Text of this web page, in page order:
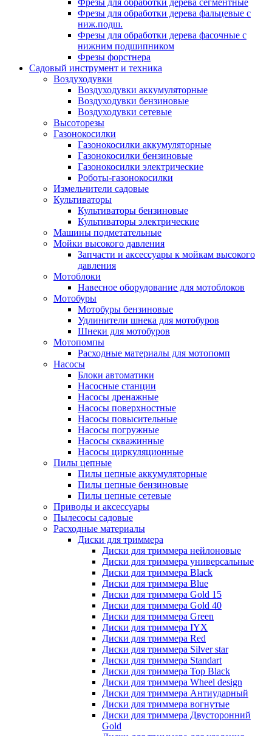
Фрезы для обработки дерева сегментные
Фрезы для обработки дерева фальцевые с
ниж.подш.
Фрезы для обработки дерева фасочные с
нижним подшипником
Фрезы форстнера
Садовый инструмент и техника
Воздуходувки
Воздуходувки аккумуляторные
Воздуходувки бензиновые
Воздуходувки сетевые
Высоторезы
Газонокосилки
Газонокосилки аккумуляторные
Газонокосилки бензиновые
Газонокосилки электрические
Роботы-газонокосилки
Измельчители садовые
Культиваторы
Культиваторы бензиновые
Культиваторы электрические
Машины подметательные
Мойки высокого давления
Запчасти и аксессуары к мойкам высокого
давления
Мотоблоки
Навесное оборудование для мотоблоков
Мотобуры
Мотобуры бензиновые
Удлинители шнека для мотобуров
Шнеки для мотобуров
Мотопомпы
Расходные материалы для мотопомп
Насосы
Блоки автоматики
Насосные станции
Насосы дренажные
Насосы поверхностные
Насосы повысительные
Насосы погружные
Насосы скважинные
Насосы циркуляционные
Пилы цепные
Пилы цепные аккумуляторные
Пилы цепные бензиновые
Пилы цепные сетевые
Приводы и аксессуары
Пылесосы садовые
Расходные материалы
Диски для триммера
Диски для триммера нейлоновые
Диски для триммера универсальные
Диски для триммера Black
Диски для триммера Blue
Диски для триммера Gold 15
Диски для триммера Gold 40
Диски для триммера Green
Диски для триммера IYX
Диски для триммера Red
Диски для триммера Silver star
Диски для триммера Standart
Диски для триммера Top Black
Диски для триммера Wheel design
Диски для триммера Антиударный
Диски для триммера вогнутые
Диски для триммера Двусторонний
Gold